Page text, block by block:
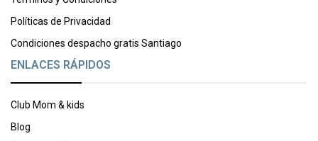
Políticas de Privacidad
Condiciones despacho gratis Santiago
ENLACES RÁPIDOS
Club Mom & kids
Blog